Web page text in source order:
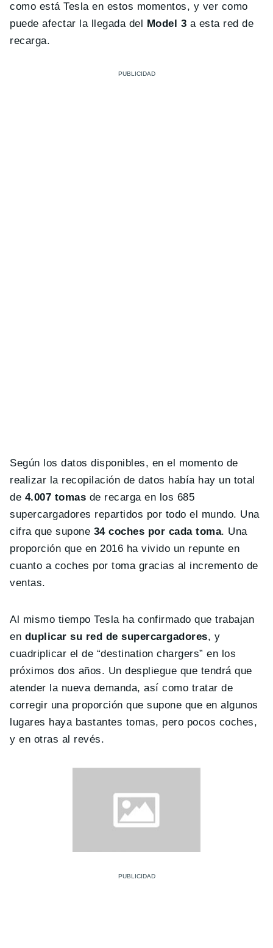
como está Tesla en estos momentos, y ver como
puede afectar la llegada del Model 3 a esta red de
recarga.
Según los datos disponibles, en el momento de
realizar la recopilación de datos había hay un total
de 4.007 tomas de recarga en los 685
supercargadores repartidos por todo el mundo. Una
cifra que supone 34 coches por cada toma. Una
proporción que en 2016 ha vivido un repunte en
cuanto a coches por toma gracias al incremento de
ventas.
Al mismo tiempo Tesla ha confirmado que trabajan
en duplicar su red de supercargadores, y
cuadriplicar el de “destination chargers” en los
próximos dos años. Un despliegue que tendrá que
atender la nueva demanda, así como tratar de
corregir una proporción que supone que en algunos
lugares haya bastantes tomas, pero pocos coches,
y en otras al revés.